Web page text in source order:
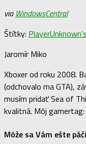
via WindowsCentral
Štítky:
Jaromír Miko
Xboxer od roku 2008.
(odchovalo ma GTA),
musím pridať Sea of
kvalitná. Môj gamertag:
Môže sa Vám ešte